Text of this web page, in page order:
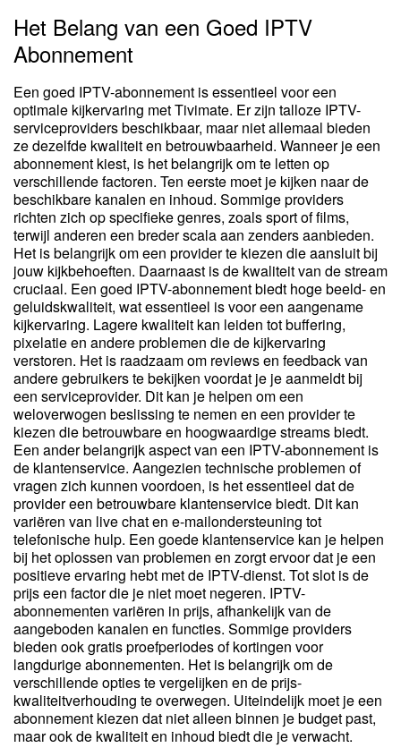
Het Belang van een Goed IPTV
Abonnement
Een goed IPTV-abonnement is essentieel voor een
optimale kijkervaring met Tivimate. Er zijn talloze IPTV-
serviceproviders beschikbaar, maar niet allemaal bieden
ze dezelfde kwaliteit en betrouwbaarheid. Wanneer je een
abonnement kiest, is het belangrijk om te letten op
verschillende factoren. Ten eerste moet je kijken naar de
beschikbare kanalen en inhoud. Sommige providers
richten zich op specifieke genres, zoals sport of films,
terwijl anderen een breder scala aan zenders aanbieden.
Het is belangrijk om een provider te kiezen die aansluit bij
jouw kijkbehoeften. Daarnaast is de kwaliteit van de stream
cruciaal. Een goed IPTV-abonnement biedt hoge beeld- en
geluidskwaliteit, wat essentieel is voor een aangename
kijkervaring. Lagere kwaliteit kan leiden tot buffering,
pixelatie en andere problemen die de kijkervaring
verstoren. Het is raadzaam om reviews en feedback van
andere gebruikers te bekijken voordat je je aanmeldt bij
een serviceprovider. Dit kan je helpen om een
weloverwogen beslissing te nemen en een provider te
kiezen die betrouwbare en hoogwaardige streams biedt.
Een ander belangrijk aspect van een IPTV-abonnement is
de klantenservice. Aangezien technische problemen of
vragen zich kunnen voordoen, is het essentieel dat de
provider een betrouwbare klantenservice biedt. Dit kan
variëren van live chat en e-mailondersteuning tot
telefonische hulp. Een goede klantenservice kan je helpen
bij het oplossen van problemen en zorgt ervoor dat je een
positieve ervaring hebt met de IPTV-dienst. Tot slot is de
prijs een factor die je niet moet negeren. IPTV-
abonnementen variëren in prijs, afhankelijk van de
aangeboden kanalen en functies. Sommige providers
bieden ook gratis proefperiodes of kortingen voor
langdurige abonnementen. Het is belangrijk om de
verschillende opties te vergelijken en de prijs-
kwaliteitverhouding te overwegen. Uiteindelijk moet je een
abonnement kiezen dat niet alleen binnen je budget past,
maar ook de kwaliteit en inhoud biedt die je verwacht.